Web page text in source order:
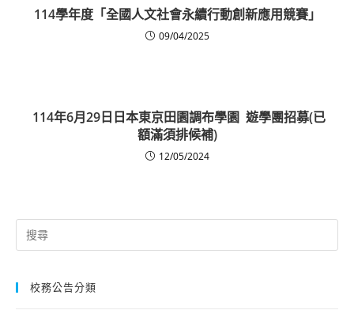
114學年度「全國人文社會永續行動創新應用競賽」
09/04/2025
114年6月29日日本東京田園調布學園 遊學團招募(已
額滿須排候補)
12/05/2024
Search
for:
校務公告分類